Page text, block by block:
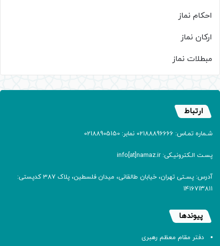
احکام نماز
ارکان نماز
مبطلات نماز
ارتباط
شـماره تمـاس: 02188896666 نمابر: 02188905150
پسـت الـکترونیـکی: info[at]namaz.ir
آدرس: پسـتی تهران، خیابان طالقانی، میدان فلسطین، پلاک 387 کدپستی:
۱۴۱۶۷۱۳۸۱۱
پیوندها
دفتر مقام معظم رهبری